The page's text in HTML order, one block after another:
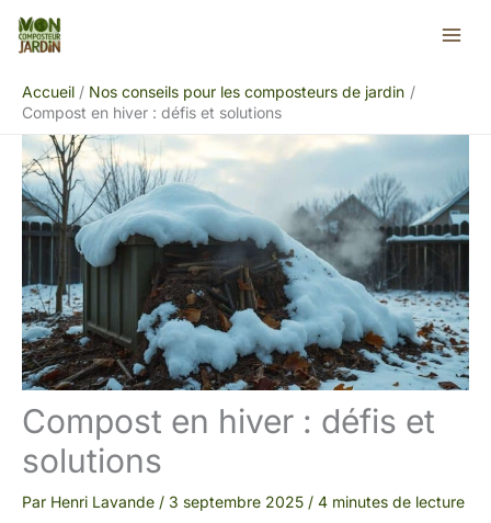
Aller
Accueil
Nos conseils pour les composteurs de jardin
Compost en hiver : défis et solutions
Compost en hiver : défis et
solutions
Par Henri Lavande / 3 septembre 2025 / 4 minutes de lecture
Rechercher